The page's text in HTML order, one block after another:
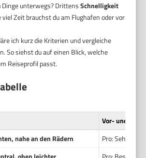
Dinge unterwegs? DrittensSchnelligkeit
viel Zeit brauchst du am Flughafen oder vor
ich kurz die Kriterien und vergleiche
So siehst du auf einen Blick, welche
Reiseprofil passt.
Vor- und
nahe an den Rädern
Pro: Sehr